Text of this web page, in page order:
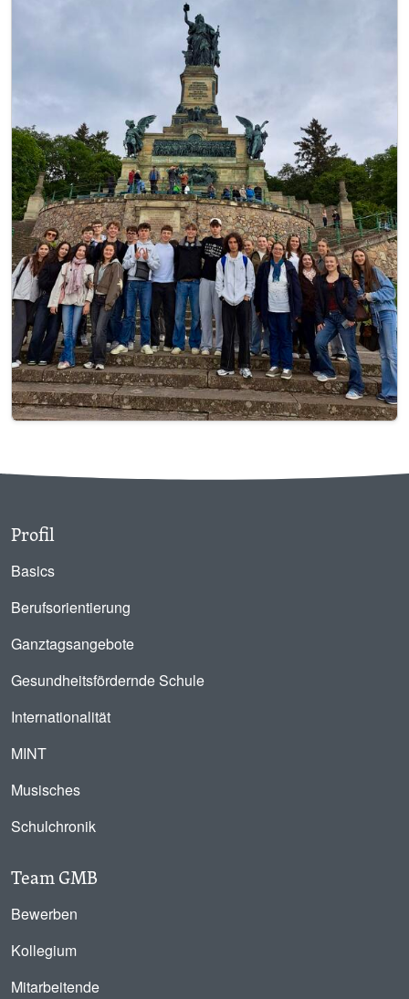
Profil
Basics
Berufsorientierung
Ganztagsangebote
Gesundheitsfördernde Schule
Internationalität
MINT
Musisches
Schulchronik
Team GMB
Bewerben
Kollegium
Mitarbeitende